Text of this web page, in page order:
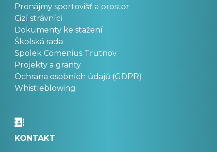
Pronájmy sportovišť a prostor
Cizí strávníci
Dokumenty ke stažení
Školská rada
Spolek Comenius Trutnov
Projekty a granty
Ochrana osobních údajů (GDPR)
Whistleblowing
KONTAKT